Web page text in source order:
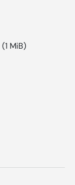
(1 MiB)